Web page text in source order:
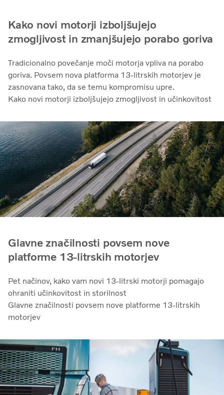
Kako novi motorji izboljšujejo
zmogljivost in zmanjšujejo porabo goriva
Tradicionalno povečanje moči motorja vpliva na porabo
goriva. Povsem nova platforma 13-litrskih motorjev je
zasnovana tako, da se temu kompromisu upre.
Kako novi motorji izboljšujejo zmogljivost in učinkovitost
Glavne značilnosti povsem nove
platforme 13-litrskih motorjev
Pet načinov, kako vam novi 13-litrski motorji pomagajo
ohraniti učinkovitost in storilnost
Glavne značilnosti povsem nove platforme 13-litrskih
motorjev